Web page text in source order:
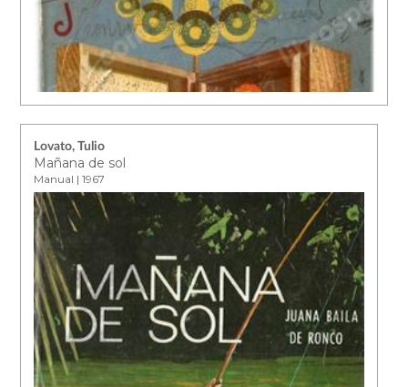
Lovato, Tulio
Mañana de sol
Manual | 1967